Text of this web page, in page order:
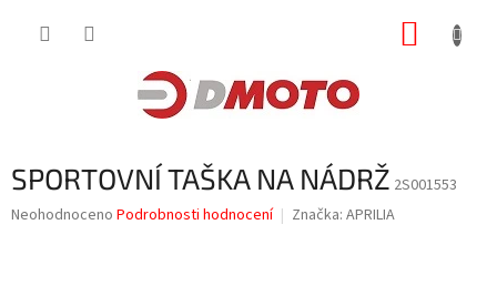
SPORTOVNÍ TAŠKA NA NÁDRŽ 2S001553
Průměrné
Neohodnoceno Podrobnosti hodnocení Značka: APRILIA